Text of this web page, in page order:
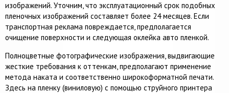
изображений. Уточним, что эксплуатационный срок подобных
пленочных изображений составляет более 24 месяцев. Если
транспортная реклама повреждается, предполагается
очищение поверхности и следующая оклейка авто пленкой.
Полноцветные фотографические изображения, выдвигающие
жесткие требования к оттенкам, предполагают применение
метода наката и соответственно широкоформатной печати.
Здесь на пленку (виниловую) с помощью струйного принтера